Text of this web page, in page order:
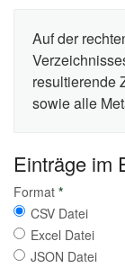
Auf der
resultierende
sowie alle
Einträge im
Format *
CSV Datei
Excel Datei
JSON Datei